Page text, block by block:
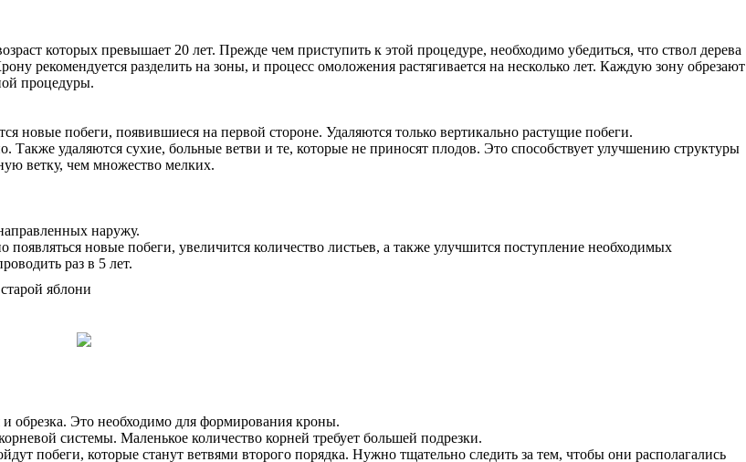
которых превышает 20 лет. Прежде чем приступить к этой процедуре, необходимо убедиться, что ствол дерева
рекомендуется разделить на зоны, и процесс омоложения растягивается на несколько лет. Каждую зону обрезают
процедуры.
новые побеги, появившиеся на первой стороне. Удаляются только вертикально растущие побеги.
Также удаляются сухие, больные ветви и те, которые не приносят плодов. Это способствует улучшению структуры
ветку, чем множество мелких.
наружу.
новые побеги, увеличится количество листьев, а также улучшится поступление необходимых
раз в 5 лет.
обрезка. Это необходимо для формирования кроны.
системы. Маленькое количество корней требует большей подрезки.
побеги, которые станут ветвями второго порядка. Нужно тщательно следить за тем, чтобы они располагались